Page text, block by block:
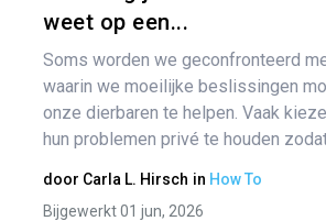
weet op een...
Soms worden we geconfronteerd
waarin we moeilijke beslissingen
onze dierbaren te helpen. Vaak
hun problemen privé te houden
door Carla L. Hirsch in How To
Bijgewerkt 01 jun, 2026